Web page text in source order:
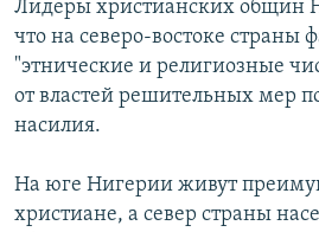
Все сайты РСЕ/РС
Лидеры христианских общин
что на северо-востоке страны
"этнические и религиозные
от властей решительных мер
насилия.
На юге Нигерии живут
христиане, а север страны